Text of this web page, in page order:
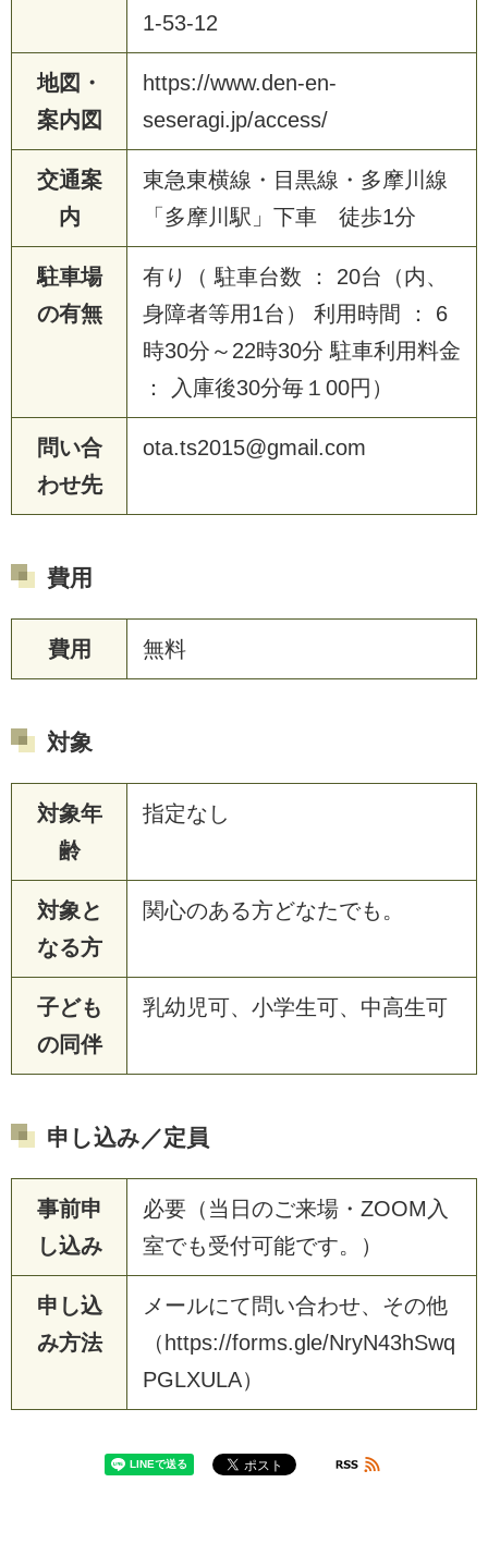
1-53-12
地図・
案内図
https://www.den-en-
seseragi.jp/access/
交通案
内
東急東横線・目黒線・多摩川線
「多摩川駅」下車 徒歩1分
駐車場
の有無
有り（ 駐車台数 ： 20台（内、
身障者等用1台） 利用時間 ： 6
時30分～22時30分 駐車利用料金
： 入庫後30分毎１00円）
問い合
わせ先
ota.ts2015@gmail.com
費用
費用 無料
対象
対象年
齢
指定なし
対象と
なる方
関心のある方どなたでも。
子ども
の同伴
乳幼児可、小学生可、中高生可
申し込み／定員
事前申
し込み
必要（当日のご来場・ZOOM入
室でも受付可能です。）
申し込
み方法
メールにて問い合わせ、その他
（https://forms.gle/NryN43hSwq
PGLXULA）